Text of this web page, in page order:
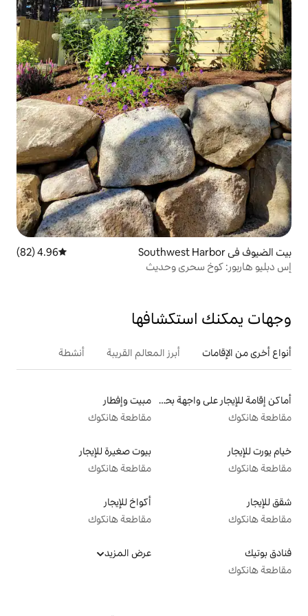
متوسط التقييم 4.96 من 5، 82 مراجعات
4.96 (82)
وحديث
أبرز المعالم القريبة أنشطة
أماكن إقامة للإيجار على واجهة بحرية
مبيت وإفطار
مقاطعة هانكوك
بيوت صغيرة للإيجار
مقاطعة هانكوك
أكواخ للإيجار
مقاطعة هانكوك
عرض المزيد